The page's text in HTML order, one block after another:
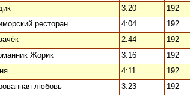
3:20 192
ресторан 4:04 192
2:44 192
Жорик 3:16 192
4:11 192
любовь 3:23 192